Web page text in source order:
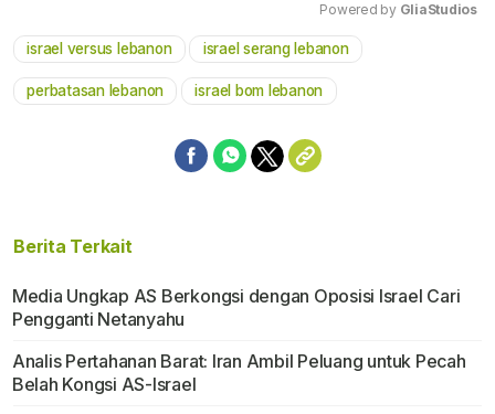
Powered by GliaStudios
israel versus lebanon israel serang lebanon
perbatasan lebanon israel bom lebanon
Berita Terkait
Media Ungkap AS Berkongsi dengan Oposisi Israel Cari
Pengganti Netanyahu
Analis Pertahanan Barat: Iran Ambil Peluang untuk Pecah
Belah Kongsi AS-Israel